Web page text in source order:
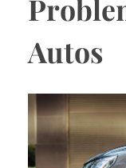
Autos